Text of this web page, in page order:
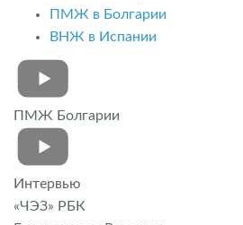
ПМЖ в Болгарии
ВНЖ в Испании
ПМЖ Болгарии
Интервью
«ЧЭЗ» РБК